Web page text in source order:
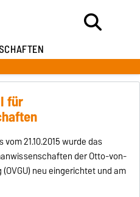
für
21.10.2015 wurde das
der Otto-von-
neu eingerichtet und am